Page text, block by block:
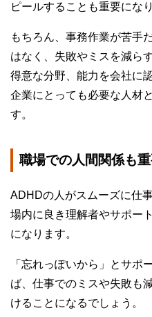
ピールすることも重要にな
もちろん、事務作業が苦手
はなく、失敗やミスを減ら
得意な分野、能力を会社に
企業にとっても必要な人材
す。
職場での人間関係も
ADHDの人がスムーズに仕
場内に良き理解者やサポー
になります。
「忘れっぽいから」とサポ
ば、仕事でのミスや失敗も
けることになるでしょう。